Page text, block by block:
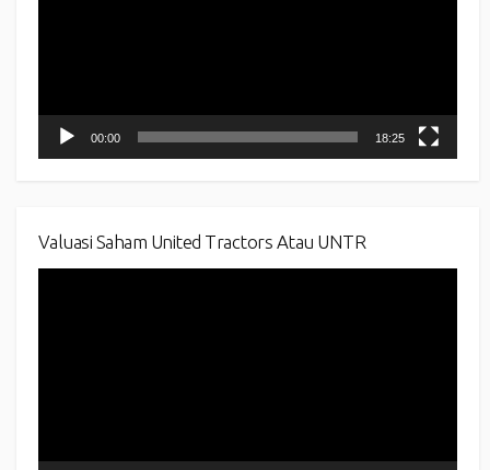
00:00 18:25
Valuasi Saham United Tractors Atau UNTR